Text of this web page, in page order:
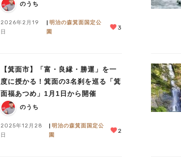
のうち
2026年2月19
日
明治の森箕面国定公
園
3
【箕面市】「富・良縁・勝運」を一
度に授かる！箕面の3名刹を巡る「箕
面福あつめ」1月1日から開催
のうち
2025年12月28
日
明治の森箕面国定公
園
2